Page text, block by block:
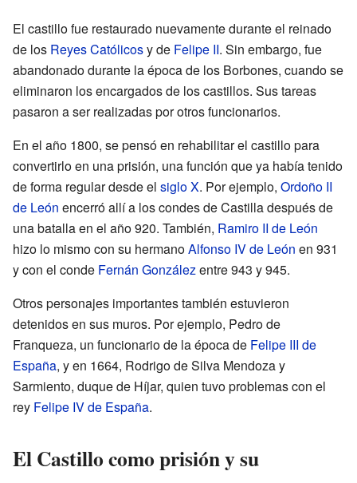
El castillo fue restaurado nuevamente durante el reinado
de los Reyes Católicosy de Felipe II. Sin embargo, fue
abandonado durante la época de los Borbones, cuando se
eliminaron los encargados de los castillos. Sus tareas
pasaron a ser realizadas por otros funcionarios.
En el año 1800, se pensó en rehabilitar el castillo para
convertirlo en una prisión, una función que ya había tenido
de forma regular desde el siglo X. Por ejemplo, Ordoño II
de León encerró allí a los condes de Castilla después de
una batalla en el año 920. También, Ramiro II de León
hizo lo mismo con su hermanoAlfonso IV de León en 931
y con el conde Fernán Gonzálezentre 943 y 945.
Otros personajes importantes también estuvieron
detenidos en sus muros. Por ejemplo, Pedro de
Franqueza, un funcionario de la época de Felipe III de
España, y en 1664, Rodrigo de Silva Mendoza y
Sarmiento, duque de Híjar, quien tuvo problemas con el
rey Felipe IV de España.
El Castillo como prisión y su